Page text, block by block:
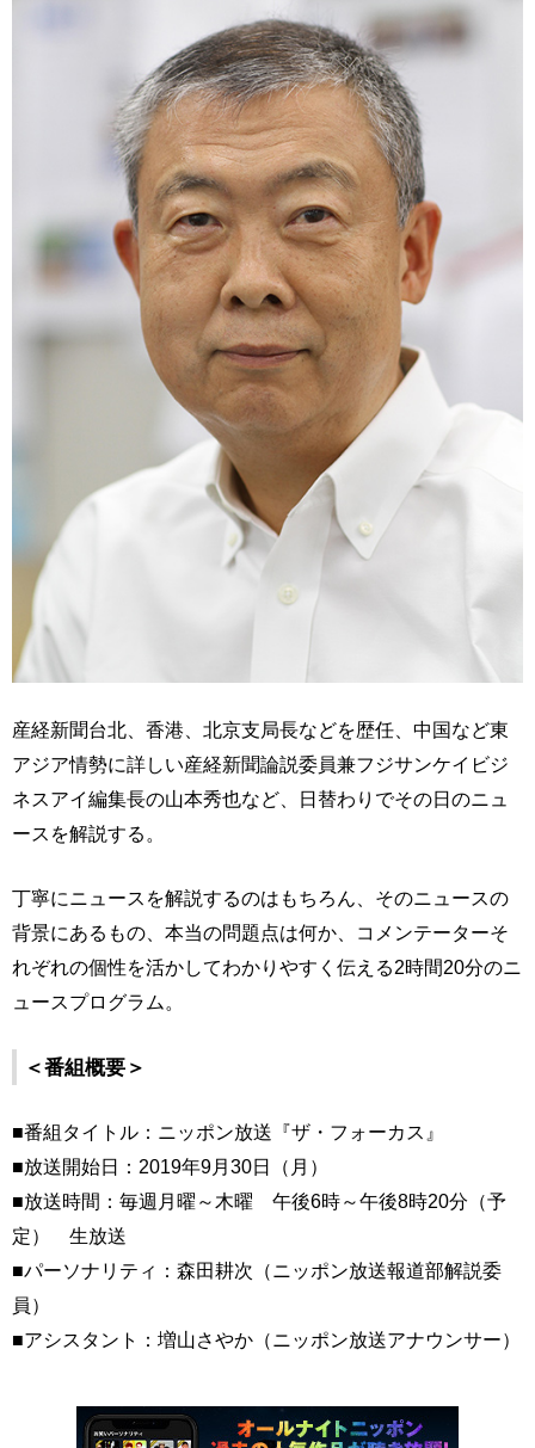
産経新聞台北、香港、北京支局長などを歴任、中国など東
アジア情勢に詳しい産経新聞論説委員兼フジサンケイビジ
ネスアイ編集長の山本秀也など、日替わりでその日のニュ
ースを解説する。
丁寧にニュースを解説するのはもちろん、そのニュースの
背景にあるもの、本当の問題点は何か、コメンテーターそ
れぞれの個性を活かしてわかりやすく伝える2時間20分のニ
ュースプログラム。
＜番組概要＞
■番組タイトル：ニッポン放送『ザ・フォーカス』
■放送開始日：2019年9月30日（月）
■放送時間：毎週月曜～木曜 午後6時～午後8時20分（予
定） 生放送
■パーソナリティ：森田耕次（ニッポン放送報道部解説委
員）
■アシスタント：増山さやか（ニッポン放送アナウンサー）